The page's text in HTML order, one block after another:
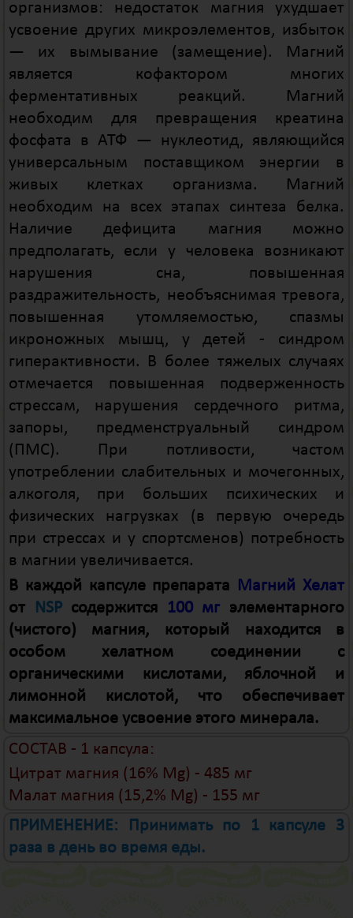
организмов: недостаток магния ухудшает
усвоение других микроэлементов, избыток
— их вымывание (замещение). Магний
является кофактором многих
ферментативных реакций. Магний
необходим для превращения креатина
фосфата в АТФ — нуклеотид, являющийся
универсальным поставщиком энергии в
живых клетках организма. Магний
необходим на всех этапах синтеза белка.
Наличие дефицита магния можно
предполагать, если у человека возникают
нарушения сна, повышенная
раздражительность, необъяснимая тревога,
повышенная утомляемостью, спазмы
икроножных мышц, у детей - синдром
гиперактивности. В более тяжелых случаях
отмечается повышенная подверженность
стрессам, нарушения сердечного ритма,
запоры, предменструальный синдром
(ПМС). При потливости, частом
употреблении слабительных и мочегонных,
алкоголя, при больших психических и
физических нагрузках (в первую очередь
при стрессах и у спортсменов) потребность
в магнии увеличивается.
В каждой капсуле препарата Магний Хелат
от
NSPсодержится 100 мг элементарного
(чистого) магния, который находится в
особом хелатном соединении с
органическими кислотами, яблочной и
лимонной кислотой, что обеспечивает
максимальное усвоение этого минерала.
СОСТАВ - 1 капсула:
Цитрат магния (16% Mg) - 485 мг
Малат магния (15,2% Mg) - 155 мг
ПРИМЕНЕНИЕ: Принимать по 1 капсуле 3
раза в день во время еды.